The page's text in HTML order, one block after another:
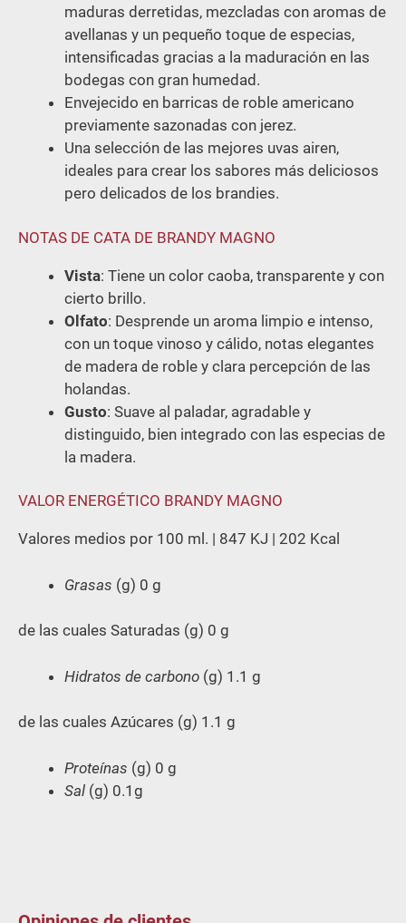
maduras derretidas, mezcladas con aromas de
avellanas y un pequeño toque de especias,
intensificadas gracias a la maduración en las
bodegas con gran humedad.
Envejecido en barricas de roble americano
previamente sazonadas con jerez.
Una selección de las mejores uvas airen,
ideales para crear los sabores más deliciosos
pero delicados de los brandies.
NOTAS DE CATA DE BRANDY MAGNO
Vista: Tiene un color caoba, transparente y con
cierto brillo.
Olfato: Desprende un aroma limpio e intenso,
con un toque vinoso y cálido, notas elegantes
de madera de roble y clara percepción de las
holandas.
Gusto: Suave al paladar, agradable y
distinguido, bien integrado con las especias de
la madera.
VALOR ENERGÉTICO BRANDY MAGNO
Valores medios por 100 ml. | 847 KJ | 202 Kcal
Grasas (g) 0 g
de las cuales Saturadas (g) 0 g
Hidratos de carbono (g) 1.1 g
de las cuales Azúcares (g) 1.1 g
Proteínas (g) 0 g
Sal (g) 0.1g